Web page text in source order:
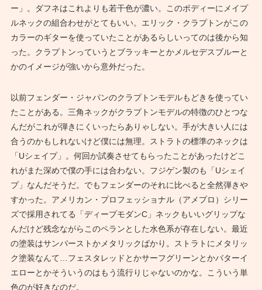
ー」。ダフネはこれよりも若干色が濃い。このボディーにメイプ
ルネックの組合わせがとてもいい。エリック・クラプトンがこの
カラーのギターを使っていたことがあるらしいってのは後から知
った。クラプトンっていうとブラッキーとかメルセデスブルーと
かのイメージが強いから意外だった。
以前フェンダー・ジャパンのクラプトンモデルもどきを使ってい
たことがある。三角ネックがクラプトンモデルの特徴のひとつな
んだがこれが弾きにくいったらありゃしない。手が大きい人には
合うのかもしれないけど僕には無理。ストラトの標準のネックは
「Uシェイプ」。何回か試奏させてもらったことがあったけどこ
れがまた深めで僕の手には合わない。フジゲン製のも「Uシェイ
プ」なんだそうだ。でもフェンダーのそれに比べると全然弾きや
すかった。アメリカン・プロフェッショナル（アメプロ）シリー
ズで採用されてる「ディープモダンC」ネックもいいグリップな
んだけど残念ながらこのペランとした水色系が存在しない。最近
の塗装はサンバーストかメタリックばかり。ストラトにメタリッ
ク塗装なんて…フェスタレッドとかサーフグリーンとかバターイ
エローとかそういうのはもう流行りじゃないのかな。こういう単
色のが好きなのだ。